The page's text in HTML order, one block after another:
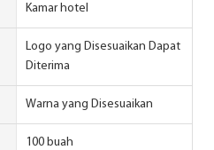
Kamar hotel
Logo yang Disesuaikan Dapat
Diterima
Warna yang Disesuaikan
100 buah